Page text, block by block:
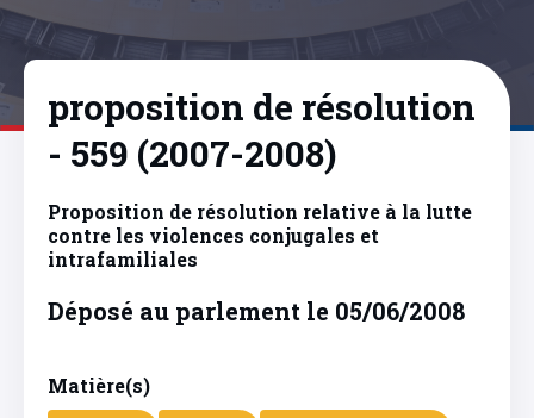
proposition de résolution
- 559 (2007-2008)
Proposition de résolution relative à la lutte
contre les violences conjugales et
intrafamiliales
Déposé au parlement le 05/06/2008
Matière(s)